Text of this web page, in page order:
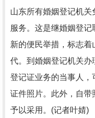
山东所有婚姻登记机
服务。这是继婚姻登
新的便民举措，标志
代。到婚姻登记机关办
登记证业务的当事人，
证件照片。此外，自
予以采用。(记者叶婧)